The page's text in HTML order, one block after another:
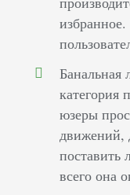
Банальная
категория
юзеры
движений,
поставить
всего она